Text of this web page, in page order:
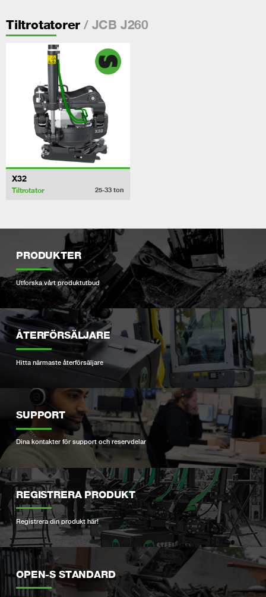
Tiltrotatorer / JCB J260
X32
Tiltrotator 25-33 ton
PRODUKTER
Utforska vårt produktutbud
ÅTERFÖRSÄLJARE
Hitta närmaste återförsäljare
SUPPORT
Dina kontakter för support och reservdelar
REGISTRERA PRODUKT
Registrera din produkt här!
OPEN-S STANDARD